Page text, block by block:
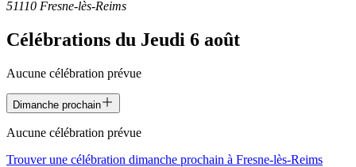
51110 Fresne-lès-Reims
Célébrations du Jeudi 6 août
Aucune célébration prévue
Dimanche prochain
Aucune célébration prévue
Trouver une célébration dimanche prochain à Fresne-lès-Reims